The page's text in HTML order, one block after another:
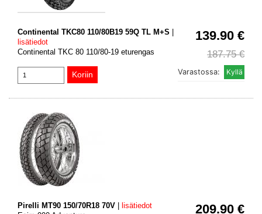
139.90 €
187.75 €
Continental TKC80 110/80B19 59Q TL M+S
lisätiedot
Continental TKC 80 110/80-19 eturengas
Varastossa:
209.90 €
Pirelli MT90 150/70R18 70V
lisätiedot